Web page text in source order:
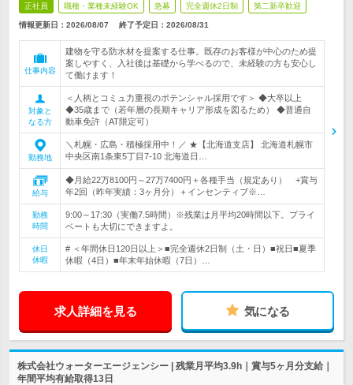
正社員 職種・業種未経験OK 急募 完全週休2日制 第二新卒歓迎
情報更新日：2026/08/07 終了予定日： 2026/08/31
仕事内容
建物を守る防水材を提案する仕事。既存のお客様が中心のため提
案しやすく、入社後は基礎から学べるので、未経験の方も安心し
て働けます！
対象と
なる方
＜人柄とコミュ力重視のポテンシャル採用です＞ ◆大卒以上
◆35歳まで（若年層の長期キャリア形成を図るため） ◆普通自
動車免許（AT限定可）
勤務地
＼札幌・広島・積極採用中！／ ★【北海道支店】 北海道札幌市
中央区南1条東5丁目7-10 北海道日…
給与
◆月給22万8100円～27万7400円＋各種手当（規定あり） +賞与
年2回（昨年実績：3ヶ月分）＋インセンティブ※…
勤務
時間
9:00～17:30（実働7.5時間）※残業は月平均20時間以下。プライ
ベートも大切にできますよ。
休日
休暇
# ＜年間休日120日以上＞■完全週休2日制（土・日）■祝日■夏季
休暇（4日）■年末年始休暇（7日）…
求人詳細を見る 気になる
株式会社ウォーターエージェンシー | 残業月平均3.9h｜賞与5ヶ月分支給｜
年間平均有給取得13日